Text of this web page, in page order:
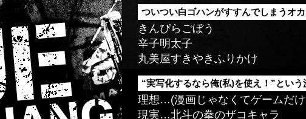
ついつい白ゴハンがすすんでしまうオ
きんぴらごぼう
辛子明太子
丸美屋すきやきふりかけ
“実写化するなら俺(私)を使え！”とい
理想…(漫画じゃなくてゲームだ
現実…北斗の拳のザコキャラ